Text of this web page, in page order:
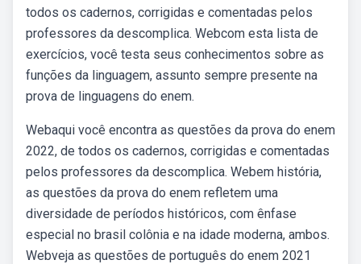
todos os cadernos, corrigidas e comentadas pelos
professores da descomplica. Webcom esta lista de
exercícios, você testa seus conhecimentos sobre as
funções da linguagem, assunto sempre presente na
prova de linguagens do enem.
Webaqui você encontra as questões da prova do enem
2022, de todos os cadernos, corrigidas e comentadas
pelos professores da descomplica. Webem história,
as questões da prova do enem refletem uma
diversidade de períodos históricos, com ênfase
especial no brasil colônia e na idade moderna, ambos.
Webveja as questões de português do enem 2021